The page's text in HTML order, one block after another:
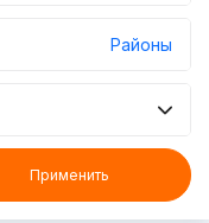
Районы
Применить